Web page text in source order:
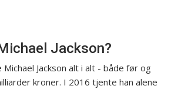
Jackson?
Jackson alt i alt - både før og
kroner. I 2016 tjente han alene